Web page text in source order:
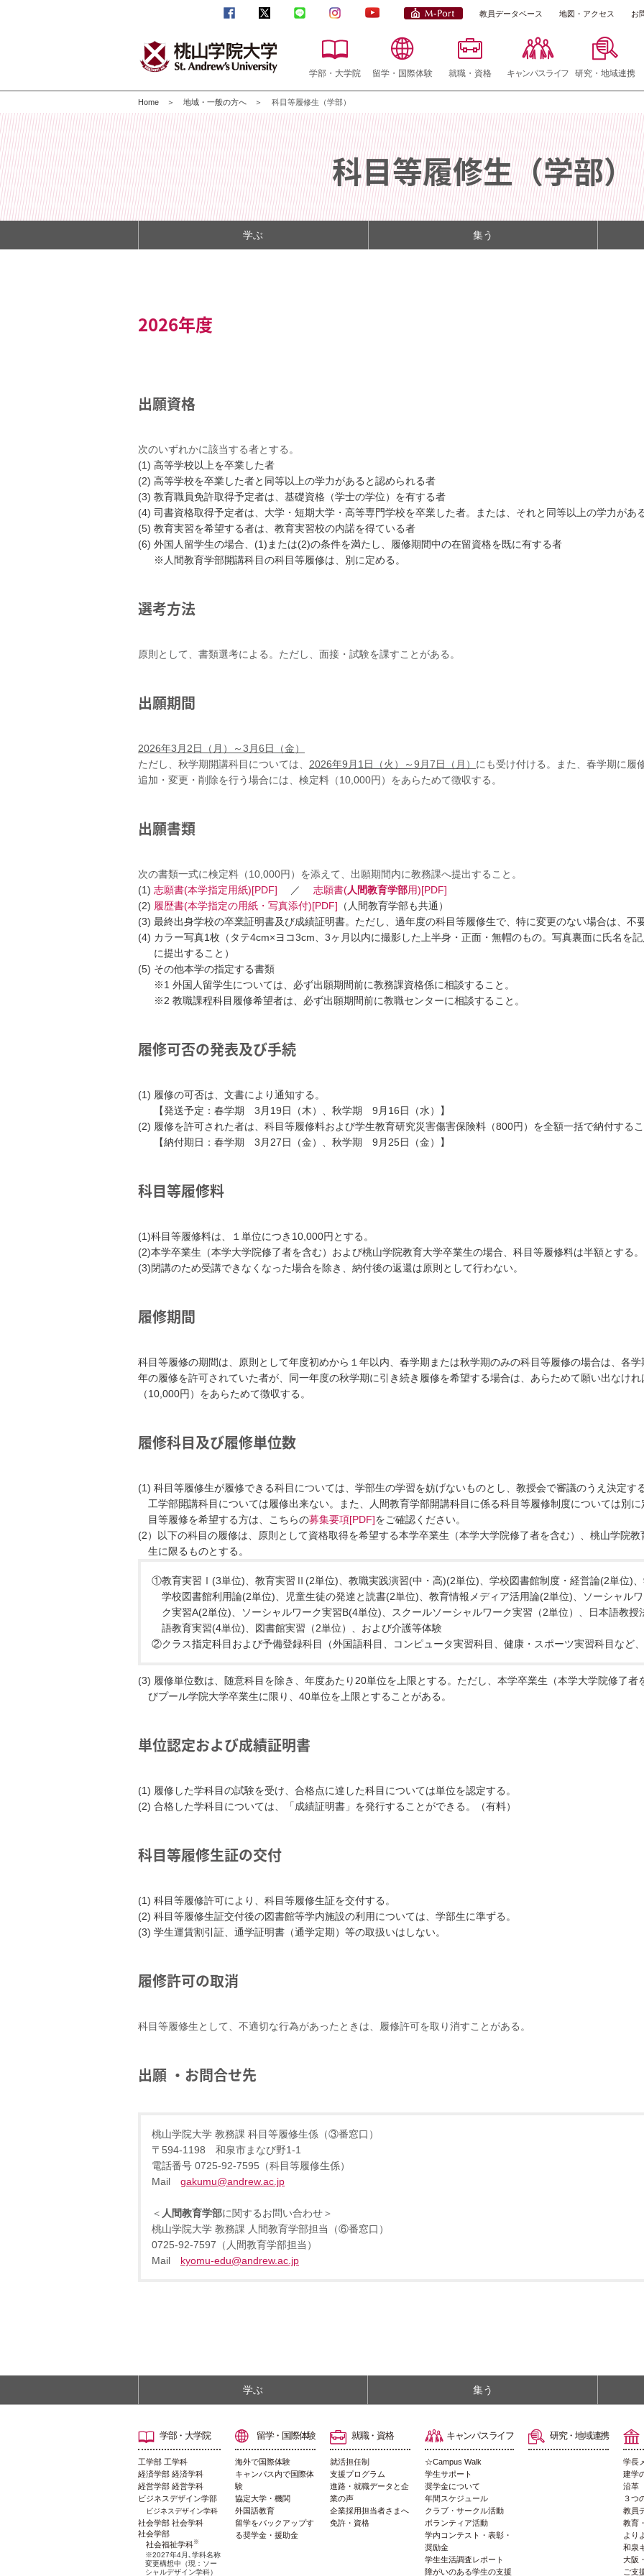
教員データベース 地図・アクセス お
学部・大学院 留学・国際体験 就職・資格 キャンパスライフ 研究・地域連携
Home 地域・一般の方へ 科目等履修生（学部）
科目等履修生（学部）
学ぶ 集う
2026年度
出願資格
次のいずれかに該当する者とする。
(1) 高等学校以上を卒業した者
(2) 高等学校を卒業した者と同等以上の学力があると認められる者
(3) 教育職員免許取得予定者は、基礎資格（学士の学位）を有する者
(4) 司書資格取得予定者は、大学・短期大学・高等専門学校を卒業した者。または、それと同等以上の学力があ
(5) 教育実習を希望する者は、教育実習校の内諾を得ている者
(6) 外国人留学生の場合、(1)または(2)の条件を満たし、履修期間中の在留資格を既に有する者
※人間教育学部開講科目の科目等履修は、別に定める。
選考方法
原則として、書類選考による。ただし、面接・試験を課すことがある。
出願期間
2026年3月2日（月）～3月6日（金）
ただし、秋学期開講科目については、 2026年9月1日（火）～9月7日（月） にも受け付ける。また、春学期に履
追加・変更・削除を行う場合には、検定料（10,000円）をあらためて徴収する。
出願書類
次の書類一式に検定料（10,000円）を添えて、出願期間内に教務課へ提出すること。
(1) 志願書(本学指定用紙)[PDF] ／ 志願書(人間教育学部用)[PDF]
(2) 履歴書(本学指定の用紙・写真添付)[PDF] （人間教育学部も共通）
(3) 最終出身学校の卒業証明書及び成績証明書。ただし、過年度の科目等履修生で、特に変更のない場合は、不
(4) カラー写真1枚（タテ4cm×ヨコ3cm、3ヶ月以内に撮影した上半身・正面・無帽のもの。写真裏面に氏名を
に提出すること）
(5) その他本学の指定する書類
※1 外国人留学生については、必ず出願期間前に教務課資格係に相談すること。
※2 教職課程科目履修希望者は、必ず出願期間前に教職センターに相談すること。
履修可否の発表及び手続
(1) 履修の可否は、文書により通知する。
【発送予定：春学期 3月19日（木）、秋学期 9月16日（水）】
(2) 履修を許可された者は、科目等履修料および学生教育研究災害傷害保険料（800円）を全額一括で納付する
【納付期日：春学期 3月27日（金）、秋学期 9月25日（金）】
科目等履修料
(1)科目等履修料は、１単位につき10,000円とする。
(2)本学卒業生（本学大学院修了者を含む）および桃山学院教育大学卒業生の場合、科目等履修料は半額とする。
(3)閉講のため受講できなくなった場合を除き、納付後の返還は原則として行わない。
履修期間
科目等履修の期間は、原則として年度初めから１年以内、春学期または秋学期のみの科目等履修の場合は、各
年の履修を許可されていた者が、同一年度の秋学期に引き続き履修を希望する場合は、あらためて願い出なけ
（10,000円）をあらためて徴収する。
履修科目及び履修単位数
(1) 科目等履修生が履修できる科目については、学部生の学習を妨げないものとし、教授会で審議のうえ決定す
工学部開講科目については履修出来ない。また、人間教育学部開講科目に係る科目等履修制度については別に
目等履修を希望する方は、こちらの募集要項[PDF]をご確認ください。
(2）以下の科目の履修は、原則として資格取得を希望する本学卒業生（本学大学院修了者を含む）、桃山学院
生に限るものとする。
①教育実習Ⅰ(3単位)、教育実習Ⅱ(2単位)、教職実践演習(中・高)(2単位)、学校図書館制度・経営論(2単位)
学校図書館利用論(2単位)、児童生徒の発達と読書(2単位)、教育情報メディア活用論(2単位)、ソーシャル
ク実習A(2単位)、ソーシャルワーク実習B(4単位)、スクールソーシャルワーク実習（2単位）、日本語教
語教育実習(4単位)、図書館実習（2単位）、および介護等体験
②クラス指定科目および予備登録科目（外国語科目、コンピュータ実習科目、健康・スポーツ実習科目など
(3) 履修単位数は、随意科目を除き、年度あたり20単位を上限とする。ただし、本学卒業生（本学大学院修了
びプール学院大学卒業生に限り、40単位を上限とすることがある。
単位認定および成績証明書
(1) 履修した学科目の試験を受け、合格点に達した科目については単位を認定する。
(2) 合格した学科目については、「成績証明書」を発行することができる。（有料）
科目等履修生証の交付
(1) 科目等履修許可により、科目等履修生証を交付する。
(2) 科目等履修生証交付後の図書館等学内施設の利用については、学部生に準ずる。
(3) 学生運賃割引証、通学証明書（通学定期）等の取扱いはしない。
履修許可の取消
科目等履修生として、不適切な行為があったときは、履修許可を取り消すことがある。
出願 ・お問合せ先
桃山学院大学 教務課 科目等履修生係（③番窓口）
〒594-1198 和泉市まなび野1-1
電話番号 0725-92-7595（科目等履修生係）
Mail gakumu@andrew.ac.jp
＜ 人間教育学部に関するお問い合わせ＞
桃山学院大学 教務課 人間教育学部担当（⑥番窓口）
0725-92-7597（人間教育学部担当）
Mail kyomu-edu@andrew.ac.jp
学ぶ 集う
学部・大学院
工学部 工学科
経済学部 経済学科
経営学部 経営学科
ビジネスデザイン学部
ビジネスデザイン学科
社会学部 社会学科
社会学部
社会福祉学科※
※2027年4月､学科名称
変更構想中（現：ソー
シャルデザイン学科）
留学・国際体験
海外で国際体験
キャンパス内で国際体
験
協定大学・機関
外国語教育
留学をバックアップす
る奨学金・援助金
就職・資格
就活担任制
支援プログラム
進路・就職データと企
業の声
企業採用担当者さまへ
免許・資格
キャンパスライフ
☆Campus Walk
学生サポート
奨学金について
年間スケジュール
クラブ・サークル活動
ボランティア活動
学内コンテスト・表彰・
奨励金
学生生活調査レポート
障がいのある学生の支援
研究・地域連携
学長
建学
沿革
３つ
教員
教育
より
和泉
大阪
ご支